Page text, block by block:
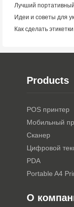
Идеи и советы для
Products
POS принтер
Мобильный
Сканер
PDA
Portable A4
О